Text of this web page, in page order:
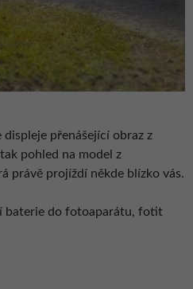
přenášející obraz z
pohled na model z
právě projíždí někde blízko vás.
baterie do fotoaparátu, fotit